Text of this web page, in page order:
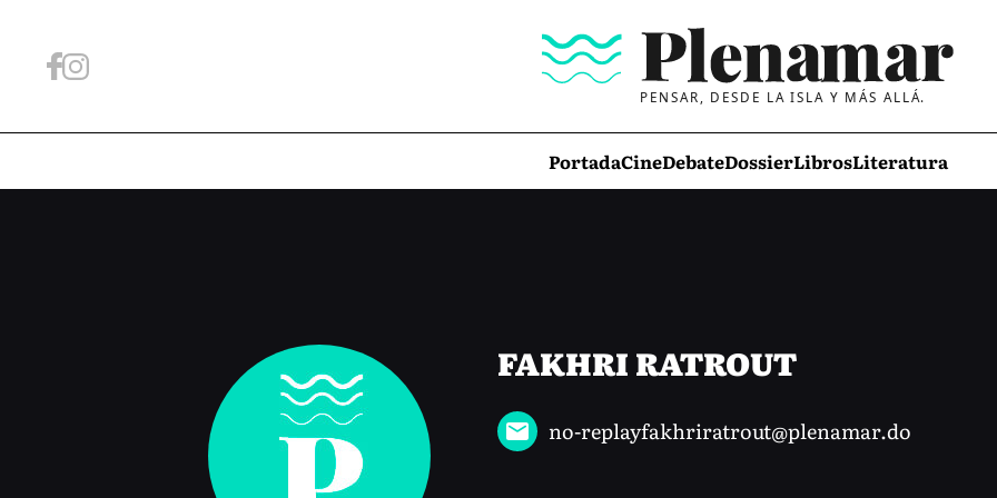
PENSAR, DESDE LA ISLA Y MÁS ALLÁ.
PortadaCineDebateDossierLibrosLiteratura
FAKHRI RATROUT
no-replayfakhriratrout@plenamar.do